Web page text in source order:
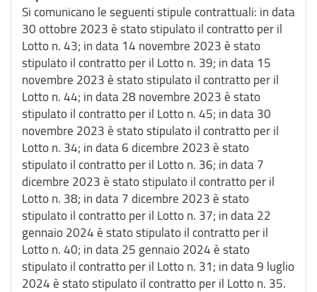
Si comunicano le seguenti stipule contrattuali: in data
30 ottobre 2023 è stato stipulato il contratto per il
Lotto n. 43; in data 14 novembre 2023 è stato
stipulato il contratto per il Lotto n. 39; in data 15
novembre 2023 è stato stipulato il contratto per il
Lotto n. 44; in data 28 novembre 2023 è stato
stipulato il contratto per il Lotto n. 45; in data 30
novembre 2023 è stato stipulato il contratto per il
Lotto n. 34; in data 6 dicembre 2023 è stato
stipulato il contratto per il Lotto n. 36; in data 7
dicembre 2023 è stato stipulato il contratto per il
Lotto n. 38; in data 7 dicembre 2023 è stato
stipulato il contratto per il Lotto n. 37; in data 22
gennaio 2024 è stato stipulato il contratto per il
Lotto n. 40; in data 25 gennaio 2024 è stato
stipulato il contratto per il Lotto n. 31; in data 9 luglio
2024 è stato stipulato il contratto per il Lotto n. 35.